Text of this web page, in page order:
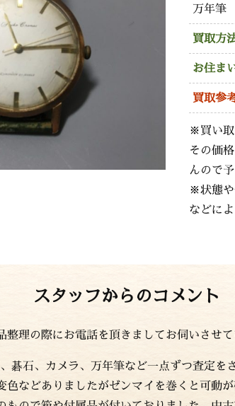
万年筆
買取方
お住ま
買取参
※買い取
その価
んので
※状態や
などに
スタッフからのコメント
理の際にお電話を頂きましてお伺いさせて
碁石、カメラ、万年筆など一点ずつ査定を
色などありましたがゼンマイを巻くと可動